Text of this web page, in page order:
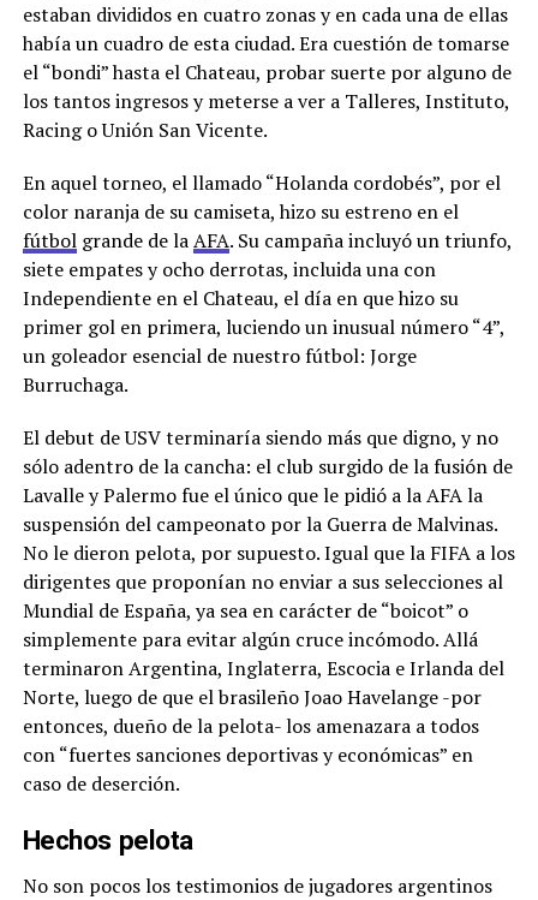
estaban divididos en cuatro zonas y en cada una de ellas
había un cuadro de esta ciudad. Era cuestión de tomarse
el “bondi” hasta el Chateau, probar suerte por alguno de
los tantos ingresos y meterse a ver a Talleres, Instituto,
Racing o Unión San Vicente.
En aquel torneo, el llamado “Holanda cordobés”, por el
color naranja de su camiseta, hizo su estreno en el
fútbolgrande de laAFA. Su campaña incluyó un triunfo,
siete empates y ocho derrotas, incluida una con
Independiente en el Chateau, el día en que hizo su
primer gol en primera, luciendo un inusual número “4”,
un goleador esencial de nuestro fútbol: Jorge
Burruchaga.
El debut de USV terminaría siendo más que digno, y no
sólo adentro de la cancha: el club surgido de la fusión de
Lavalle y Palermo fue el único que le pidió a la AFA la
suspensión del campeonato por la Guerra de Malvinas.
No le dieron pelota, por supuesto. Igual que la FIFA a los
dirigentes que proponían no enviar a sus selecciones al
Mundial de España, ya sea en carácter de “boicot” o
simplemente para evitar algún cruce incómodo. Allá
terminaron Argentina, Inglaterra, Escocia e Irlanda del
Norte, luego de que el brasileño Joao Havelange -por
entonces, dueño de la pelota- los amenazara a todos
con “fuertes sanciones deportivas y económicas” en
caso de deserción.
Hechos pelota
No son pocos los testimonios de jugadores argentinos